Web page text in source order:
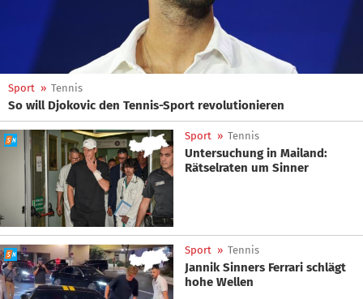
Sport » Tennis
So will Djokovic den Tennis-Sport revolutionieren
Sport » Tennis
Untersuchung in Mailand:
Rätselraten um Sinner
Sport » Tennis
Jannik Sinners Ferrari schlägt
hohe Wellen